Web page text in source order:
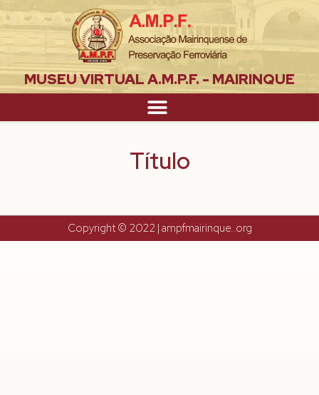
MUSEU VIRTUAL A.M.P.F. - MAIRINQUE
Título
Copyright © 2022 | ampfmairinque..org